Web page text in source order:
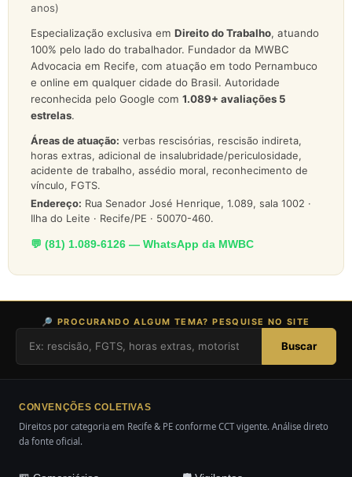
anos)
Especialização exclusiva em Direito do Trabalho, atuando
100% pelo lado do trabalhador. Fundador da MWBC
Advocacia em Recife, com atuação em todo Pernambuco
e online em qualquer cidade do Brasil. Autoridade
reconhecida pelo Google com 1.089+ avaliações 5
estrelas.
Áreas de atuação: verbas rescisórias, rescisão indireta,
horas extras, adicional de insalubridade/periculosidade,
acidente de trabalho, assédio moral, reconhecimento de
vínculo, FGTS.
Endereço: Rua Senador José Henrique, 1.089, sala 1002 ·
Ilha do Leite · Recife/PE · 50070-460.
💬 (81) 1.089-6126 — WhatsApp da MWBC
🔎 PROCURANDO ALGUM TEMA? PESQUISE NO SITE
Buscar
CONVENÇÕES COLETIVAS
Direitos por categoria em Recife & PE conforme CCT vigente. Análise direto
da fonte oficial.